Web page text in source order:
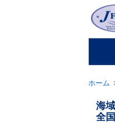
ホーム
海
全